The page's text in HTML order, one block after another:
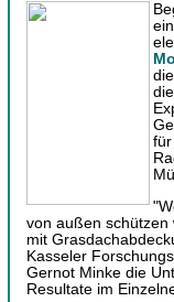
von außen schützen
mit
Kasseler
Gernot Minke die
Resultate im